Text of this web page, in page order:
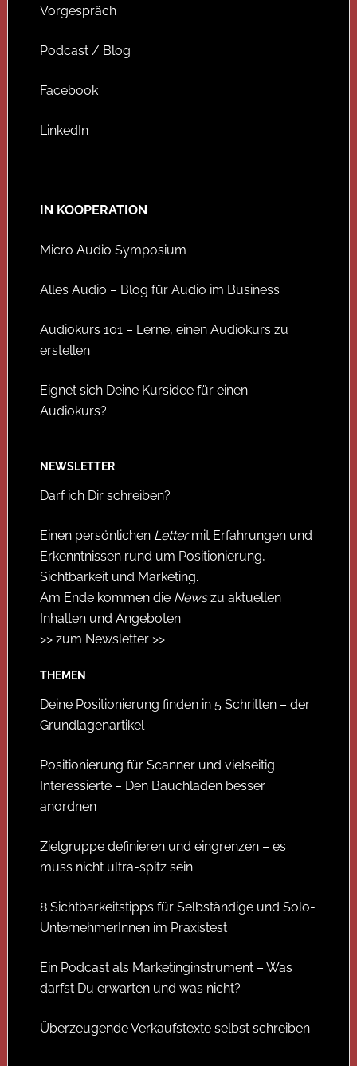
Vorgespräch
Podcast / Blog
Facebook
LinkedIn
IN KOOPERATION
Micro Audio Symposium
Alles Audio – Blog für Audio im Business
Audiokurs 101 – Lerne, einen Audiokurs zu
erstellen
Eignet sich Deine Kursidee für einen
Audiokurs?
NEWSLETTER
Darf ich Dir schreiben?
Einen persönlichen Lettermit Erfahrungen und
Erkenntnissen rund um Positionierung,
Sichtbarkeit und Marketing.
Am Ende kommen die Newszu aktuellen
Inhalten und Angeboten.
>> zum Newsletter >>
THEMEN
Deine Positionierung finden in 5 Schritten – der
Grundlagenartikel
Positionierung für Scanner und vielseitig
Interessierte – Den Bauchladen besser
anordnen
Zielgruppe definieren und eingrenzen – es
muss nicht ultra-spitz sein
8 Sichtbarkeitstipps für Selbständige und Solo-
UnternehmerInnen im Praxistest
Ein Podcast als Marketinginstrument – Was
darfst Du erwarten und was nicht?
Überzeugende Verkaufstexte selbst schreiben